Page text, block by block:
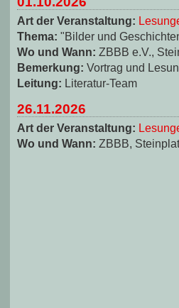
Art der Veranstaltung:
Thema: "Bilder und
Wo und Wann: ZBBB e.V.,
Bemerkung: Vortrag und
Leitung: Literatur-Team
26.11.2026
Art der Veranstaltung:
Wo und Wann: ZBBB,